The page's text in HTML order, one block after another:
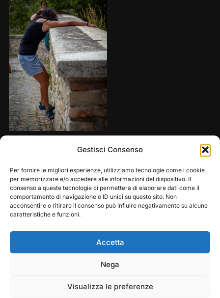
Gestisci Consenso
Per fornire le migliori esperienze, utilizziamo tecnologie come i cookie
per memorizzare e/o accedere alle informazioni del dispositivo. Il
consenso a queste tecnologie ci permetterà di elaborare dati come il
comportamento di navigazione o ID unici su questo sito. Non
acconsentire o ritirare il consenso può influire negativamente su alcune
caratteristiche e funzioni.
Accetta
Nega
Visualizza le preferenze
Copyright © 2026 — Frasassi Climbing Festival. All
Rights Reserved